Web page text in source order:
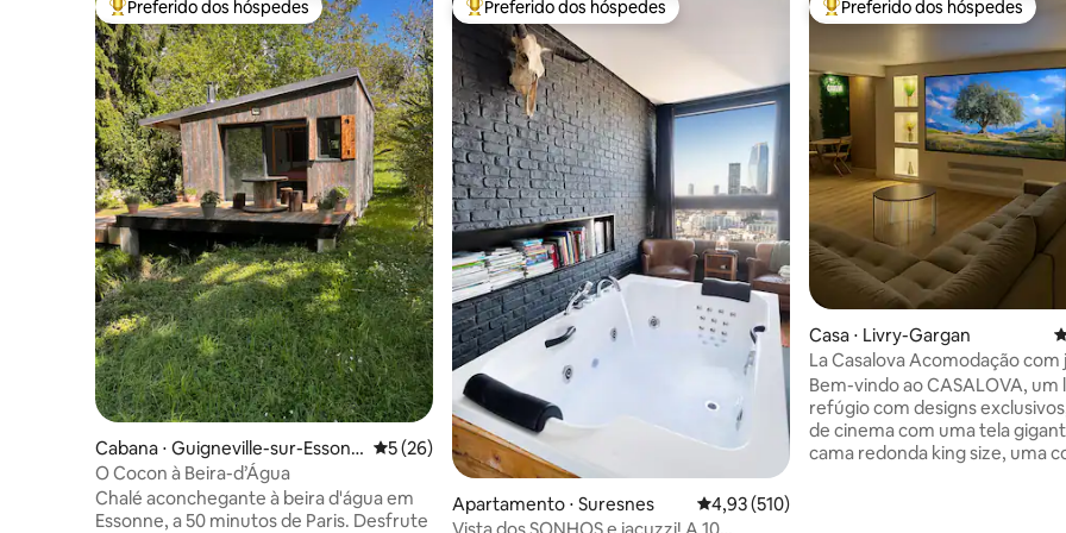
Entre os melhores preferidos dos hóspedes
Preferido dos hóspedes
Cabana ⋅ Guigneville-sur-Essonn
e
5 de uma avaliação média de 5, 26 avaliações
5 (26)
O Cocon à Beira-d’Água
Chalé aconchegante à beira d'água em
Essonne, a 50 minutos de Paris. Desfrute
Entre os melhores preferidos dos hóspedes
Preferido dos hóspedes
Apartamento ⋅ Suresnes 4,93 de uma avaliação média de 5, 510
4,93 (510)
Entre os melhores preferidos
Preferido dos hóspedes
Casa ⋅ Livry-Gargan
La Casalova Acomodação com
tela grande
Bem-vindo ao CASALOVA, um
refúgio com designs
de cinema com uma tela
cama redonda king size, uma